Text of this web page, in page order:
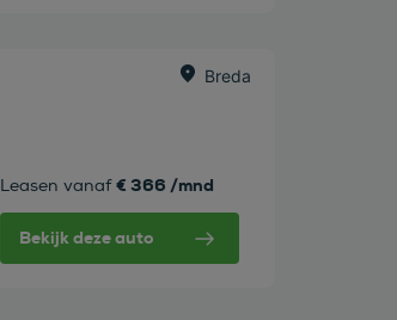
Breda
Leasen vanaf € 366 /mnd
Bekijk deze auto